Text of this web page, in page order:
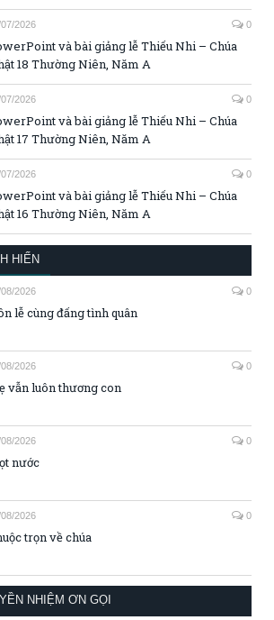
2026 0
và bài giảng lễ Thiếu Nhi – Chúa
18 Thường Niên, Năm A
2026 0
và bài giảng lễ Thiếu Nhi – Chúa
17 Thường Niên, Năm A
2026 0
và bài giảng lễ Thiếu Nhi – Chúa
16 Thường Niên, Năm A
HIẾN
2026 0
lễ cùng đấng tình quân
2026 0
vẫn luôn thương con
2026 0
nước
2026 0
trọn về chúa
NHIỆM ƠN GỌI